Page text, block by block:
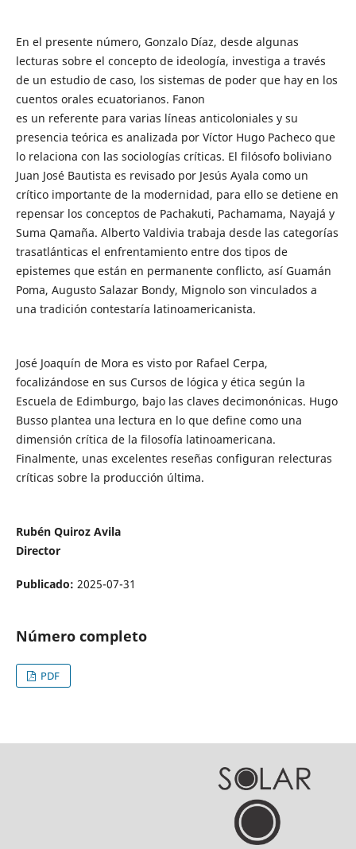
En el presente número, Gonzalo Díaz, desde algunas
lecturas sobre el concepto de ideología, investiga a través
de un estudio de caso, los sistemas de poder que hay en los
cuentos orales ecuatorianos. Fanon
es un referente para varias líneas anticoloniales y su
presencia teórica es analizada por Víctor Hugo Pacheco que
lo relaciona con las sociologías críticas. El filósofo boliviano
Juan José Bautista es revisado por Jesús Ayala como un
crítico importante de la modernidad, para ello se detiene en
repensar los conceptos de Pachakuti, Pachamama, Nayajá y
Suma Qamaña. Alberto Valdivia trabaja desde las categorías
trasatlánticas el enfrentamiento entre dos tipos de
epistemes que están en permanente conflicto, así Guamán
Poma, Augusto Salazar Bondy, Mignolo son vinculados a
una tradición contestaría latinoamericanista.
José Joaquín de Mora es visto por Rafael Cerpa,
focalizándose en sus Cursos de lógica y ética según la
Escuela de Edimburgo, bajo las claves decimonónicas. Hugo
Busso plantea una lectura en lo que define como una
dimensión crítica de la filosofía latinoamericana.
Finalmente, unas excelentes reseñas configuran relecturas
críticas sobre la producción última.
Rubén Quiroz Avila
Director
Publicado: 2025-07-31
Número completo
PDF